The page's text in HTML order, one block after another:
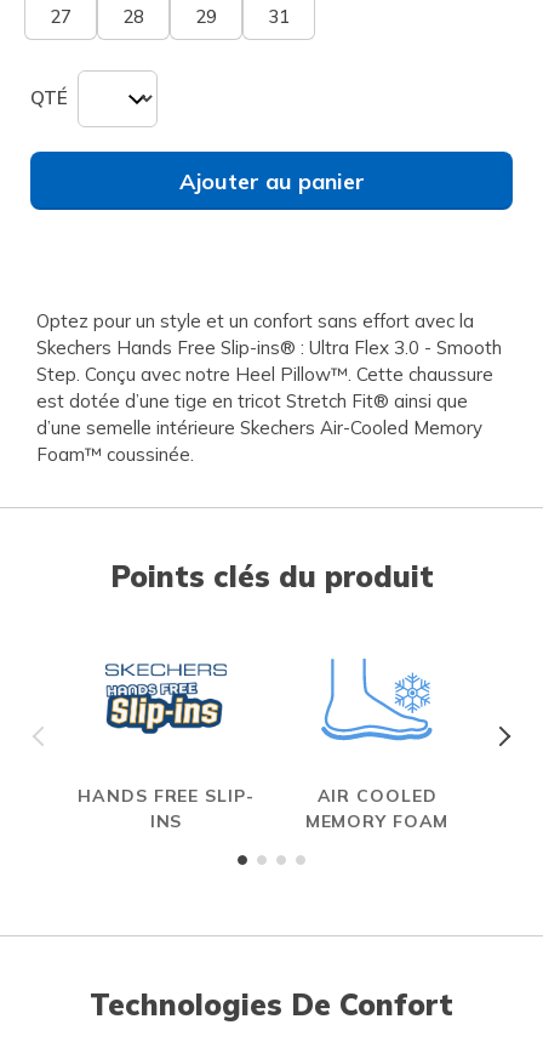
27 28 29 31
QTÉ
Ajouter au panier
Optez pour un style et un confort sans effort avec la
Skechers Hands Free Slip-ins® : Ultra Flex 3.0 - Smooth
Step. Conçu avec notre Heel Pillow™. Cette chaussure
est dotée d’une tige en tricot Stretch Fit® ainsi que
d’une semelle intérieure Skechers Air-Cooled Memory
Foam™ coussinée.
Points clés du produit
HANDS FREE SLIP-
INS
AIR COOLED
MEMORY FOAM
Technologies De Confort